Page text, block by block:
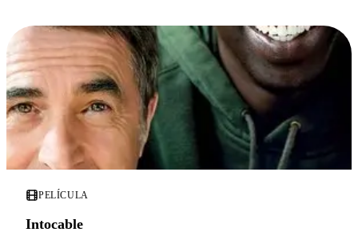
PELÍCULA
Intocable